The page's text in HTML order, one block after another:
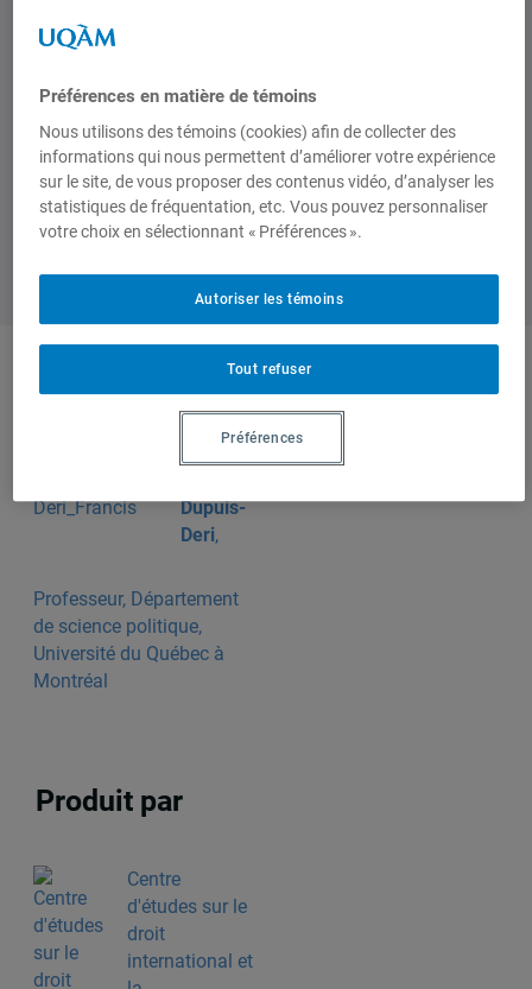
1 janvier 2008,
Auteurs-trices
Dupuis-
Deri,
Professeur, Département
de science politique,
Université du Québec à
Montréal
Produit par
Centre
d'études sur le
droit
international et
Préférences en matière de témoins
Nous utilisons des témoins (cookies) afin de collecter des
informations qui nous permettent d’améliorer votre expérience
sur le site, de vous proposer des contenus vidéo, d’analyser les
statistiques de fréquentation, etc. Vous pouvez personnaliser
votre choix en sélectionnant « Préférences ».
Tout refuser
Autoriser les témoins
Préférences